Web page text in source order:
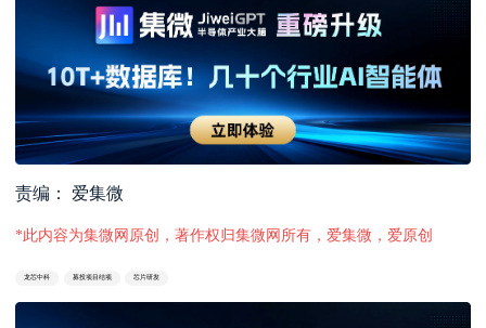
责编： 爱集微
*此内容为集微网原创，著作权归集微网所有，爱集微，爱原创
龙芯中科 募投项目结项 芯片研发